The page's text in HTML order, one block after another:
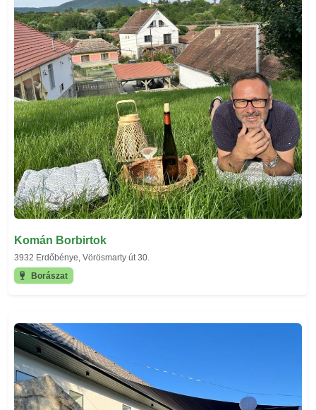
Komán Borbirtok
3932 Erdőbénye, Vörösmarty út 30.
Borászat